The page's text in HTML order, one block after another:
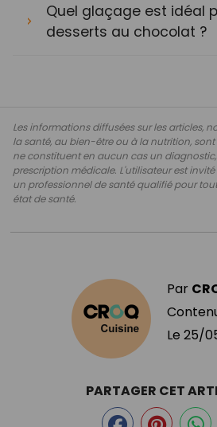
Quel glaçage est idéal
desserts au chocolat ?
Les informations diffusées sur les articles,
la santé, au bien-être ou à la nutrition,
ne constituent en aucun cas un
prescription médicale. L'utilisateur est
un professionnel de santé qualifié pour
état de santé.
Par
Le 25/
PARTAGER CET